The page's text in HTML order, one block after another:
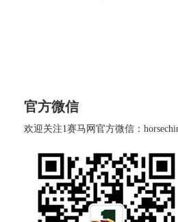
官方微信
欢迎关注1赛马网官方微信：